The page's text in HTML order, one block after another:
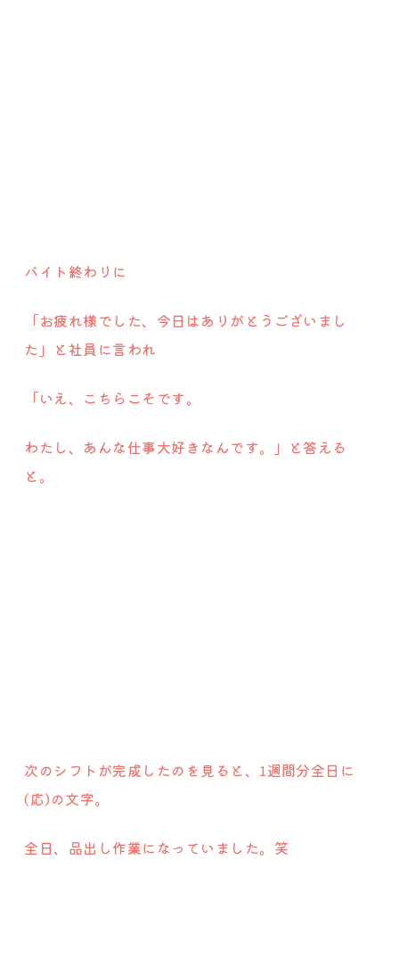
バイト終わりに
「お疲れ様でした、今日はありがとうございまし
た」と社員に言われ
「いえ、こちらこそです。
わたし、あんな仕事大好きなんです。」と答える
と。
次のシフトが完成したのを見ると、1週間分全日に
(応)の文字。
全日、品出し作業になっていました。笑